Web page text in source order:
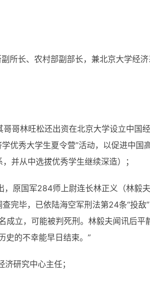
所长、农村部副部长，兼北京大学经
哥林旺松还出资在北京大学设立中国经
优秀大学生夏令营”活动，以促进中国
并从中选拔优秀学生继续深造）；
，原国军284师上尉连长林正义（林毅夫
完毕，已依陆海空军刑法第24条“投敌”
成立，可能被判死刑。林毅夫闻讯后平
史的不幸能早日结束。”
研究中心主任；